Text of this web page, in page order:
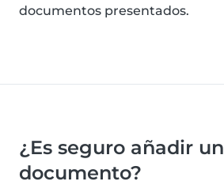
documentos presentados.
¿Es seguro añadir un
documento?